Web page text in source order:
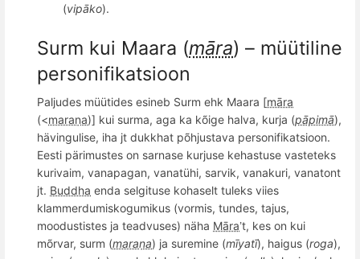
(vipāko).
Surm kui Maara (māra) – müütiline
personifikatsioon
Paljudes müütides esineb Surm ehk Maara [māra
(<maraṇa)] kui surma, aga ka kõige halva, kurja (pāpimā),
hävingulise, iha jt dukkhat põhjustava personifikatsioon.
Eesti pärimustes on sarnase kurjuse kehastuse vasteteks
kurivaim, vanapagan, vanatühi, sarvik, vanakuri, vanatont
jt. Buddha enda selgituse kohaselt tuleks viies
klammerdumiskogumikus (vormis, tundes, tajus,
moodustistes ja teadvuses) näha Māra’t, kes on kui
mõrvar, surm (maraṇa) ja suremine (mīyatī), haigus (roga),